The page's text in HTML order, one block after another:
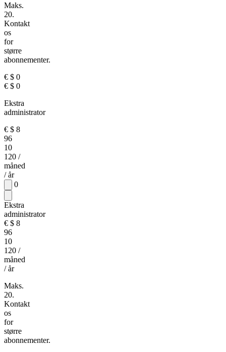
Maks.
20.
Kontakt
os
for
større
abonnementer.
€ $ 0
€ $ 0
Ekstra
administrator
€ $ 8
96
10
120 /
måned
/ år
0
Ekstra
administrator
€ $ 8
96
10
120 /
måned
/ år
Maks.
20.
Kontakt
os
for
større
abonnementer.